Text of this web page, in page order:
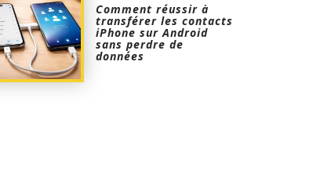
Comment réussir à
transférer les contacts
iPhone sur Android
sans perdre de
données